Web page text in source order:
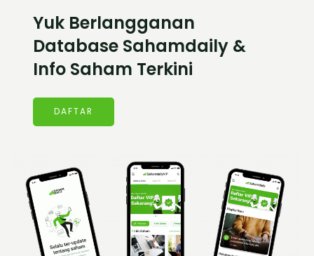
Yuk Berlangganan
Database Sahamdaily &
Info Saham Terkini
DAFTAR